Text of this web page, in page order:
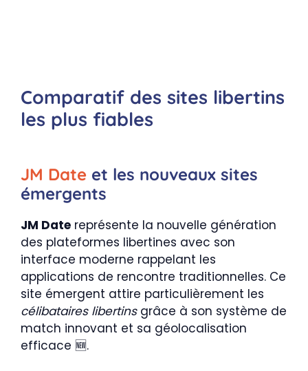
Comparatif des sites libertins
les plus fiables
JM Date et les nouveaux sites
émergents
JM Date représente la nouvelle génération
des plateformes libertines avec son
interface moderne rappelant les
applications de rencontre traditionnelles. Ce
site émergent attire particulièrement les
célibataires libertinsgrâce à son système de
match innovant et sa géolocalisation
efficace 🆕.